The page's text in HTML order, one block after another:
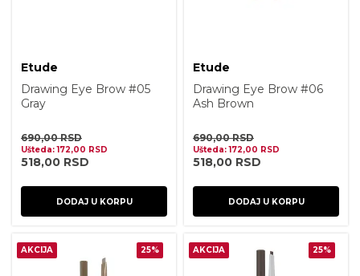
Etude
Drawing Eye Brow #05
Gray
690,00RSD
Ušteda:172,00 RSD
518,00 RSD
DODAJ U KORPU
Etude
Drawing Eye Brow #06
Ash Brown
690,00RSD
Ušteda:172,00 RSD
518,00 RSD
DODAJ U KORPU
AKCIJA 25% AKCIJA 25%